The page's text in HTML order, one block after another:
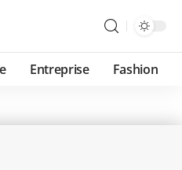
Entreprise Fashion